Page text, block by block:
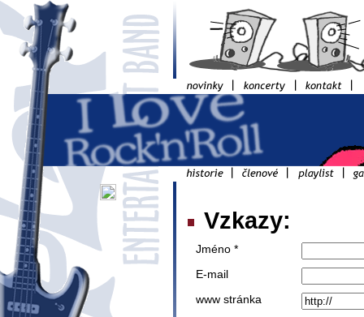
Vzkazy:
Jméno *
E-mail
www stránka